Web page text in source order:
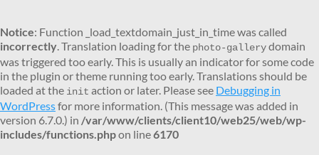
Notice: Function _load_textdomain_just_in_time was called
incorrectly. Translation loading for the photo-gallerydomain
was triggered too early. This is usually an indicator for some code
in the plugin or theme running too early. Translations should be
loaded at the init action or later. Please see Debugging in
WordPressfor more information. (This message was added in
version 6.7.0.) in /var/www/clients/client10/web25/web/wp-
includes/functions.phpon line6170